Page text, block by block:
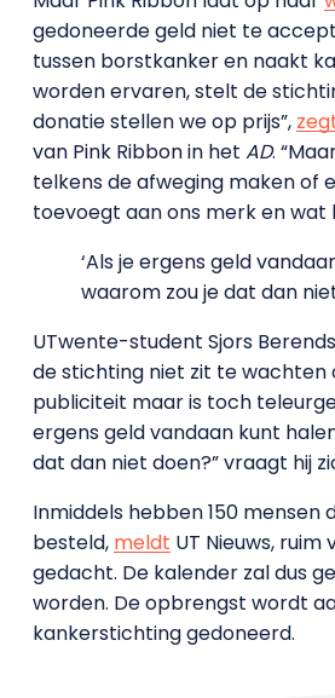
gedoneerde geld niet te
tussen borstkanker en naakt
worden ervaren, stelt de
donatie stellen we op prijs”,
van Pink Ribbon in het AD.
telkens de afweging maken of
toevoegt aan ons merk en wat
‘Als je ergens geld
waarom zou je dat dan
UTwente-student Sjors
de stichting niet zit te wachten
publiciteit maar is toch
ergens geld vandaan kunt
dat dan niet doen?” vraagt hij
Inmiddels hebben 150 mensen
besteld, meldt UT Nieuws,
gedacht. De kalender zal dus
worden. De opbrengst wordt
kankerstichting gedoneerd.